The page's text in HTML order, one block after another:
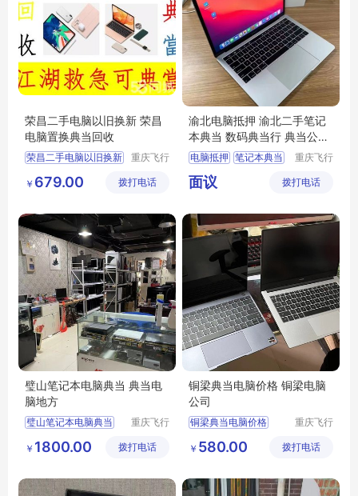
荣昌二手电脑以旧换新 荣昌
电脑置换典当回收
荣昌二手电脑以旧换新
重庆飞行
限公司
￥ 679.00 拨打电话
渝北电脑抵押 渝北二手笔记
本典当 数码典当行 典当公司
电话
电脑抵押 笔记本典当
重庆飞行
限公司
面议 拨打电话
璧山笔记本电脑典当 典当电
脑地方
璧山笔记本电脑典当
重庆飞行
限公司
￥ 1800.00 拨打电话
铜梁典当电脑价格 铜梁电脑
公司
铜梁典当电脑价格
重庆飞行
限公司
￥ 580.00 拨打电话